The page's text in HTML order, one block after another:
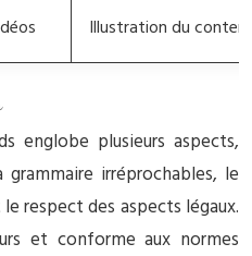
Illustration du
englobe plusieurs aspects,
irréprochables, le
respect des aspects légaux.
et conforme aux normes